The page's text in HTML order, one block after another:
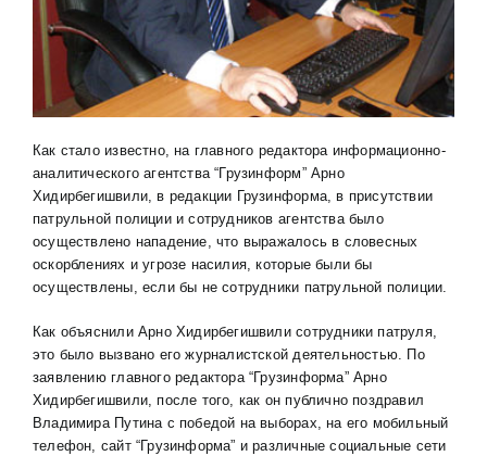
Как стало известно, на главного редактора информационно-
аналитического агентства “Грузинформ” Арно
Хидирбегишвили, в редакции Грузинформа, в присутствии
патрульной полиции и сотрудников агентства было
осуществлено нападение, что выражалось в словесных
оскорблениях и угрозе насилия, которые были бы
осуществлены, если бы не сотрудники патрульной полиции.
Как объяснили Арно Хидирбегишвили сотрудники патруля,
это было вызвано его журналистской деятельностью. По
заявлению главного редактора “Грузинформа” Арно
Хидирбегишвили, после того, как он публично поздравил
Владимира Путина с победой на выборах, на его мобильный
телефон, сайт “Грузинформа” и различные социальные сети